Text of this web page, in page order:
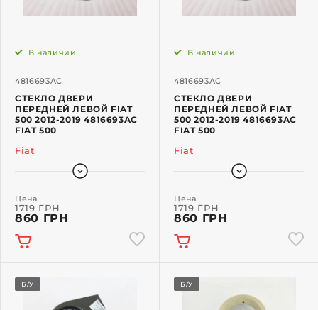
4816693AC
В наличии
СТЕКЛО ДВЕРИ
ПЕРЕДНЕЙ ЛЕВОЙ FIAT
500 2012-2019 4816693AC
FIAT 500
Fiat
Цена
1719 ГРН
860 ГРН
4816693AC
В наличии
СТЕКЛО ДВЕРИ
ПЕРЕДНЕЙ ЛЕВОЙ FIAT
500 2012-2019 4816693AC
FIAT 500
Fiat
Цена
1719 ГРН
860 ГРН
Б/У Б/У